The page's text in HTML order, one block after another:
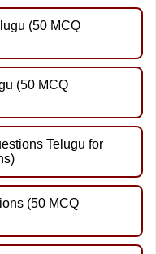
(50 MCQ
(50 MCQ
Telugu for
(50 MCQ